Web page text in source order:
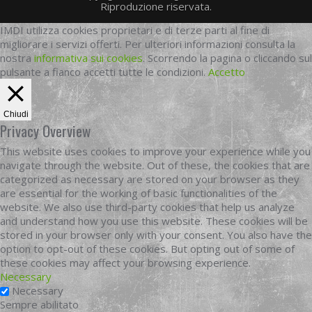
Riproduzione riservata.
IMDI utilizza cookies proprietari e di terze parti al fine di
migliorare i servizi offerti. Per ulteriori informazioni consulta la
nostra informativa sui cookies. Scorrendo la pagina o cliccando sul
pulsante a fianco accetti tutte le condizioni.Accetto
Chiudi
Privacy Overview
This website uses cookies to improve your experience while you
navigate through the website. Out of these, the cookies that are
categorized as necessary are stored on your browser as they
are essential for the working of basic functionalities of the
website. We also use third-party cookies that help us analyze
and understand how you use this website. These cookies will be
stored in your browser only with your consent. You also have the
option to opt-out of these cookies. But opting out of some of
these cookies may affect your browsing experience.
Necessary
Necessary
Sempre abilitato